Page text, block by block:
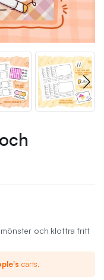
och klottra fritt
carts.